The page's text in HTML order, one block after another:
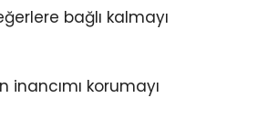
bağlı kalmayı
inancımı korumayı